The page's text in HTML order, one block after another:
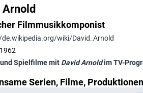
Arnold
Filmmusikkomponist
wiki/David_Arnold
Spielfilme mit David Arnoldim TV-
Serien, Filme, Produktionen